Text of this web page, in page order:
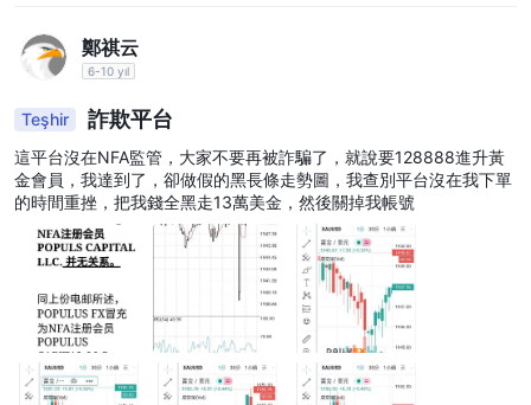
鄭祺云
6-10 yıl
Teşhir 詐欺平台
這平台沒在NFA監管，大家不要再被詐騙了，就說要128888進升黃
金會員，我達到了，卻做假的黑長條走勢圖，我查別平台沒在我下單
的時間重挫，把我錢全黑走13萬美金，然後關掉我帳號